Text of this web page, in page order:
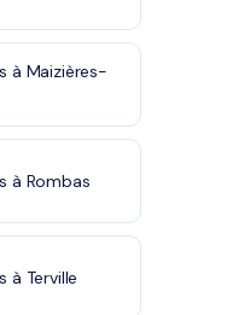
à Maizières-
à Rombas
à Terville